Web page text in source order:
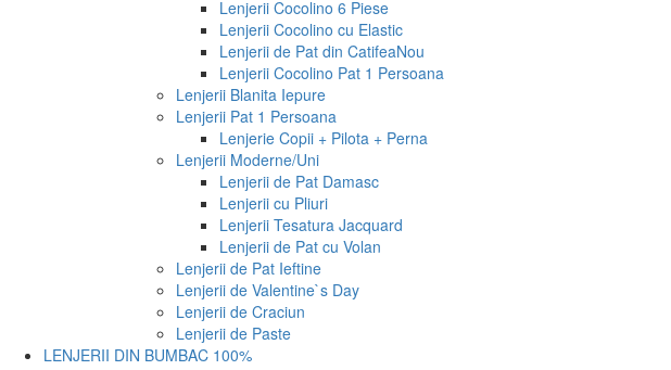
Lenjerii Cocolino 6 Piese
Lenjerii Cocolino cu Elastic
Lenjerii de Pat din CatifeaNou
Lenjerii Cocolino Pat 1 Persoana
Lenjerii Blanita Iepure
Lenjerii Pat 1 Persoana
Lenjerie Copii + Pilota + Perna
Lenjerii Moderne/Uni
Lenjerii de Pat Damasc
Lenjerii cu Pliuri
Lenjerii Tesatura Jacquard
Lenjerii de Pat cu Volan
Lenjerii de Pat Ieftine
Lenjerii de Valentine`s Day
Lenjerii de Craciun
Lenjerii de Paste
LENJERII DIN BUMBAC 100%